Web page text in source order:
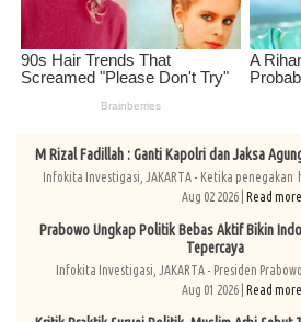
M Rizal Fadillah : Ganti Kapolri dan Jaksa
Infokita Investigasi, JAKARTA - Ketika penegakan
Aug 02 2026 | Read more
Prabowo Ungkap Politik Bebas Aktif Bikin
Tepercaya
Infokita Investigasi, JAKARTA - Presiden
Aug 01 2026 | Read more